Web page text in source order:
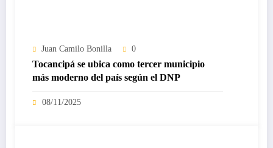
Juan Camilo Bonilla 0
Tocancipá se ubica como tercer municipio
más moderno del país según el DNP
08/11/2025